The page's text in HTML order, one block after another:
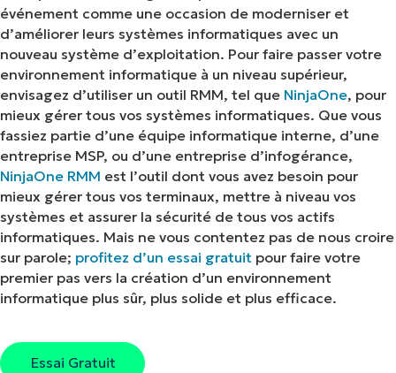
événement comme une occasion de moderniser et
d’améliorer leurs systèmes informatiques avec un
nouveau système d’exploitation. Pour faire passer votre
environnement informatique à un niveau supérieur,
envisagez d’utiliser un outil RMM, tel que NinjaOne, pour
mieux gérer tous vos systèmes informatiques. Que vous
fassiez partie d’une équipe informatique interne, d’une
entreprise MSP, ou d’une entreprise d’infogérance,
NinjaOne RMM est l’outil dont vous avez besoin pour
mieux gérer tous vos terminaux, mettre à niveau vos
systèmes et assurer la sécurité de tous vos actifs
informatiques. Mais ne vous contentez pas de nous croire
sur parole; profitez d’un essai gratuit pour faire votre
premier pas vers la création d’un environnement
informatique plus sûr, plus solide et plus efficace.
Essai Gratuit